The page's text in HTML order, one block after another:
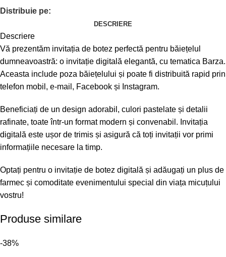
Distribuie pe:
DESCRIERE
Descriere
Vă prezentăm invitația de botez perfectă pentru băiețelul
dumneavoastră: o invitație digitală elegantă, cu tematica Barza.
Aceasta include poza băiețelului și poate fi distribuită rapid prin
telefon mobil, e-mail, Facebook și Instagram.
Beneficiați de un design adorabil, culori pastelate și detalii
rafinate, toate într-un format modern și convenabil. Invitația
digitală este ușor de trimis și asigură că toți invitații vor primi
informațiile necesare la timp.
Optați pentru o invitație de botez digitală și adăugați un plus de
farmec și comoditate evenimentului special din viața micuțului
vostru!
Produse similare
-38%